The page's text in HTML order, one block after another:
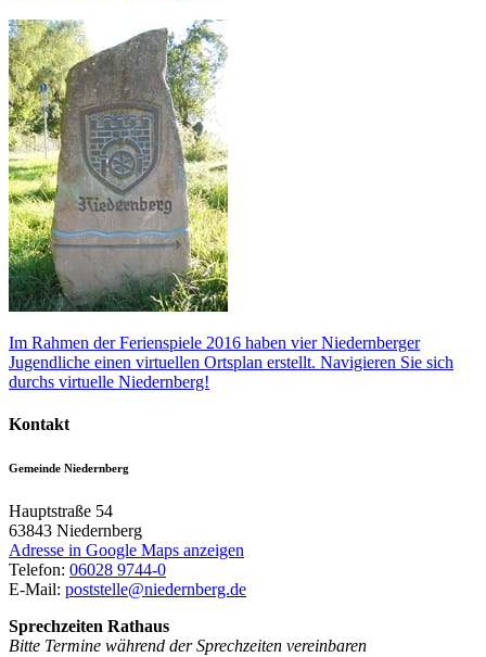
Im Rahmen der Ferienspiele 2016 haben vier Niedernberger
Jugendliche einen virtuellen Ortsplan erstellt. Navigieren Sie sich
durchs virtuelle Niedernberg!
Kontakt
Gemeinde Niedernberg
Hauptstraße 54
63843 Niedernberg
Adresse in Google Maps anzeigen
Telefon: 06028 9744-0
E-Mail: poststelle@niedernberg.de
Sprechzeiten Rathaus
Bitte Termine während der Sprechzeiten vereinbaren